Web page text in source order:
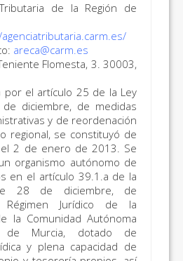
de la Región de
areca@carm.es
Flomesta, 3. 30003,
por el artículo 25 de la Ley
diciembre, de medidas
y de reordenación
regional, se constituyó de
2 de enero de 2013. Se
organismo autónomo de
en el artículo 39.1.a de la
28 de diciembre, de
Régimen Jurídico de la
la Comunidad Autónoma
Murcia, dotado de
y plena capacidad de